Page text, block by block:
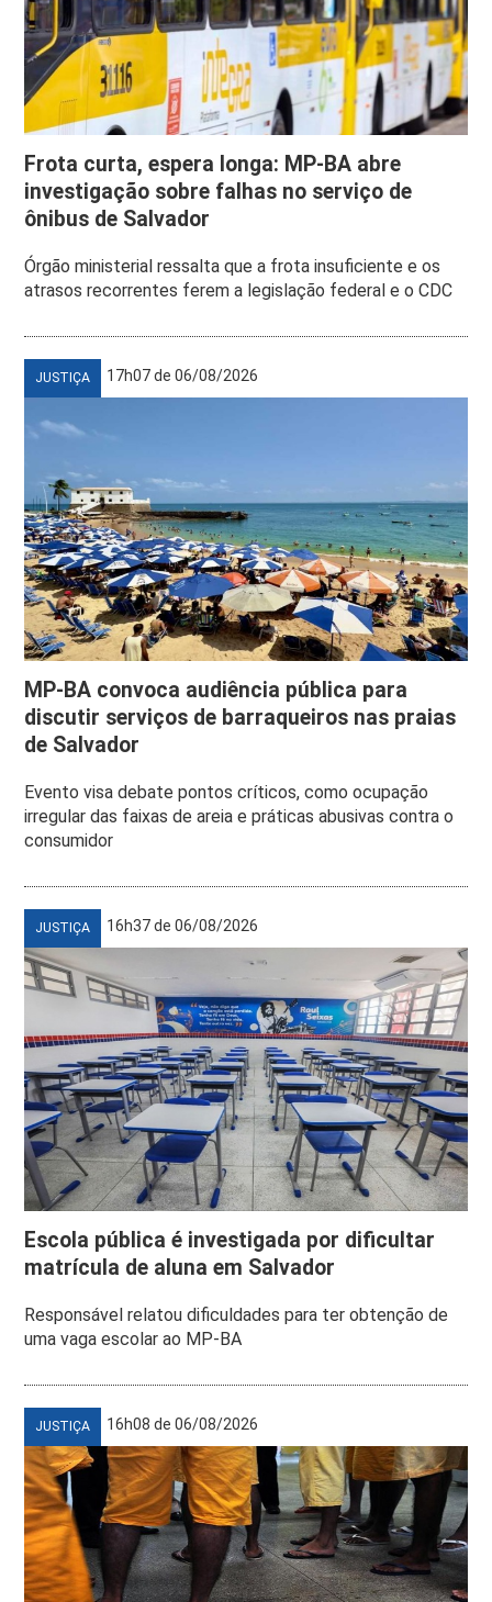
Frota curta, espera longa: MP-BA abre
investigação sobre falhas no serviço de
ônibus de Salvador
Órgão ministerial ressalta que a frota insuficiente e os
atrasos recorrentes ferem a legislação federal e o CDC
JUSTIÇA 17h07 de 06/08/2026
MP-BA convoca audiência pública para
discutir serviços de barraqueiros nas praias
de Salvador
Evento visa debate pontos críticos, como ocupação
irregular das faixas de areia e práticas abusivas contra o
consumidor
JUSTIÇA 16h37 de 06/08/2026
Escola pública é investigada por dificultar
matrícula de aluna em Salvador
Responsável relatou dificuldades para ter obtenção de
uma vaga escolar ao MP-BA
JUSTIÇA 16h08 de 06/08/2026